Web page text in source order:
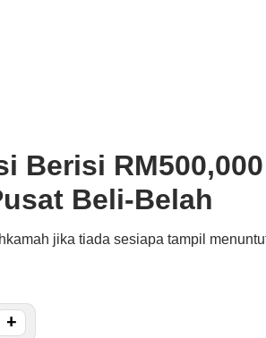
Berisi RM500,000
Beli-Belah
jika tiada sesiapa tampil
+